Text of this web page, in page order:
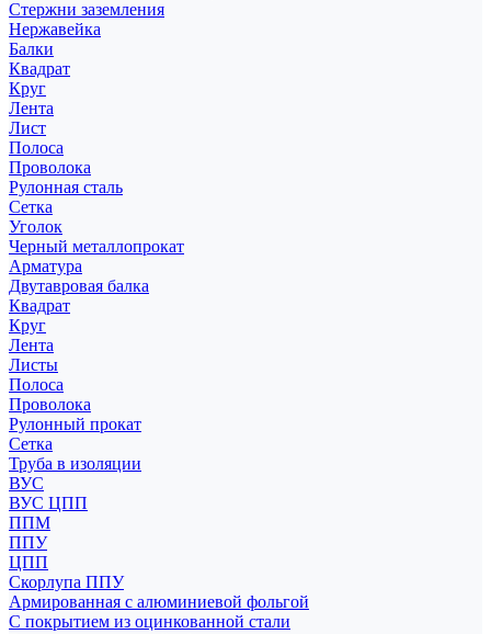
Стержни заземления
Нержавейка
Балки
Квадрат
Круг
Лента
Лист
Полоса
Проволока
Рулонная сталь
Сетка
Уголок
Черный металлопрокат
Арматура
Двутавровая балка
Квадрат
Круг
Лента
Листы
Полоса
Проволока
Рулонный прокат
Сетка
Труба в изоляции
ВУС
ВУС ЦПП
ППМ
ППУ
ЦПП
Скорлупа ППУ
Армированная с алюминиевой фольгой
С покрытием из оцинкованной стали